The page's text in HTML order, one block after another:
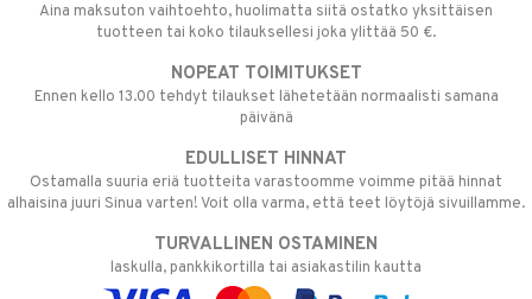
Aina maksuton vaihtoehto, huolimatta siitä ostatko yksittäisen
tuotteen tai koko tilauksellesi joka ylittää 50 €.
NOPEAT TOIMITUKSET
Ennen kello 13.00 tehdyt tilaukset lähetetään normaalisti samana
päivänä
EDULLISET HINNAT
Ostamalla suuria eriä tuotteita varastoomme voimme pitää hinnat
alhaisina juuri Sinua varten! Voit olla varma, että teet löytöjä sivuillamme.
TURVALLINEN OSTAMINEN
laskulla, pankkikortilla tai asiakastilin kautta